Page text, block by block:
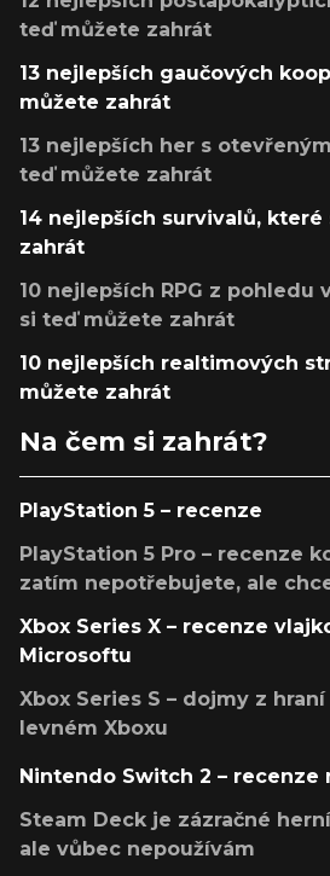
teď můžete zahrát
13 nejlepších gaučových
můžete zahrát
13 nejlepších her s
teď můžete zahrát
14 nejlepších survivalů,
zahrát
10 nejlepších RPG z pohledu
si teď můžete zahrát
10 nejlepších realtimových
můžete zahrát
Na čem si zahrát?
PlayStation 5 – recenze
PlayStation 5 Pro – recenze
zatím nepotřebujete, ale
Xbox Series X – recenze
Microsoftu
Xbox Series S – dojmy z
levném Xboxu
Nintendo Switch 2 – recenze
Steam Deck je zázračné
ale vůbec nepoužívám